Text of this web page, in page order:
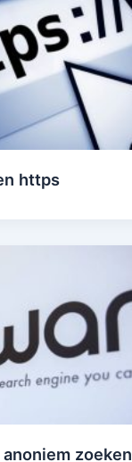
https
zoeken